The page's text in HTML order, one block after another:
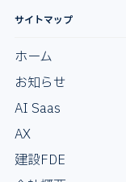
サイトマップ
ホーム
お知らせ
AI Saas
AX
建設FDE